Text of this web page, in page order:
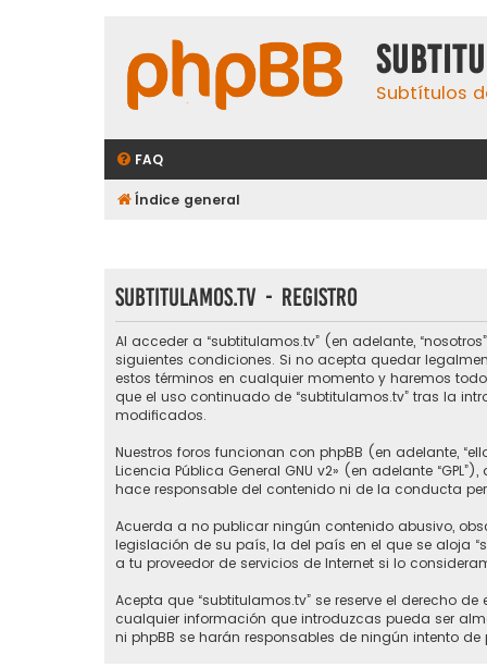
Subtítulos
FAQ
Índice general
subtitulamos.tv - Registro
Al acceder a “subtitulamos.tv” (en adelante,
siguientes condiciones. Si no acepta quedar
estos términos en cualquier momento y haremos
que el uso continuado de “subtitulamos.tv” tras la
modificados.
Nuestros foros funcionan con phpBB (en adelante,
Licencia Pública General GNU v2» (en adelante
hace responsable del contenido ni de la conducta
Acuerda a no publicar ningún contenido abusivo,
legislación de su país, la del país en el que se aloja
a tu proveedor de servicios de Internet si lo
Acepta que “subtitulamos.tv” se reserve el derecho
cualquier información que introduzcas pueda ser
ni phpBB se harán responsables de ningún intento